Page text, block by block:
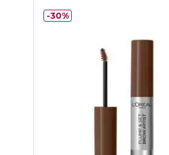
30%